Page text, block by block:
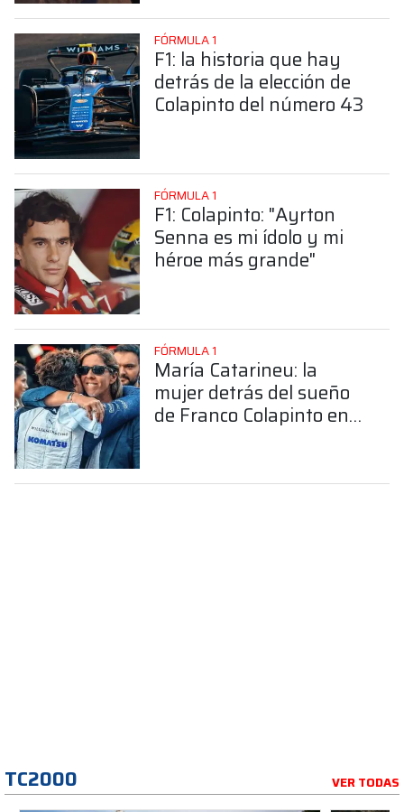
FÓRMULA 1
F1: la historia que hay
detrás de la elección de
Colapinto del número 43
FÓRMULA 1
F1: Colapinto: "Ayrton
Senna es mi ídolo y mi
héroe más grande"
FÓRMULA 1
María Catarineu: la
mujer detrás del sueño
de Franco Colapinto en
TC2000 VER TODAS